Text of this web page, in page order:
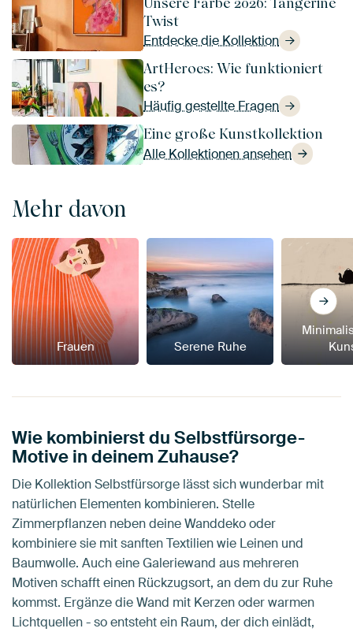
Twist
Entdecke die Kollektion
ArtHeroes: Wie funktioniert
es?
Häufig gestellte Fragen
Eine große Kunstkollektion
Alle Kollektionen ansehen
Mehr davon
Frauen Serene Ruhe
Wie kombinierst du Selbstfürsorge-
Motive in deinem Zuhause?
Die Kollektion Selbstfürsorge lässt sich wunderbar mit
natürlichen Elementen kombinieren. Stelle
Zimmerpflanzen neben deine Wanddeko oder
kombiniere sie mit sanften Textilien wie Leinen und
Baumwolle. Auch eine Galeriewand aus mehreren
Motiven schafft einen Rückzugsort, an dem du zur Ruhe
kommst. Ergänze die Wand mit Kerzen oder warmen
Lichtquellen - so entsteht ein Raum, der dich einlädt,